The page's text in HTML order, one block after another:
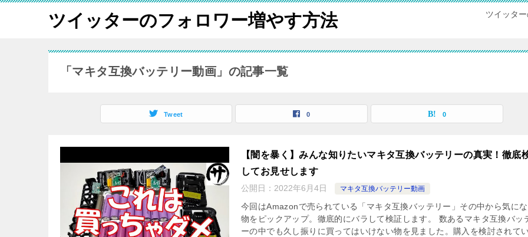
ツイッターのフォロワー増やす方法 ツイッタ
「マキタ互換バッテリー動画」の記事一覧
Tweet 0 0
【闇を暴く】みんな知りたいマキタ互換バッテリーの真実！徹底
してお見せします
公開日： 2022年6月4日 マキタ互換バッテリー動画
今回はAmazonで売られている「マキタ互換バッテリー」その中から気にな
物をピックアップ。徹底的にバラして検証します。 数あるマキタ互換バッ
ーの中でも久し振りに買ってはいけない物を見ました。購入を検討されて